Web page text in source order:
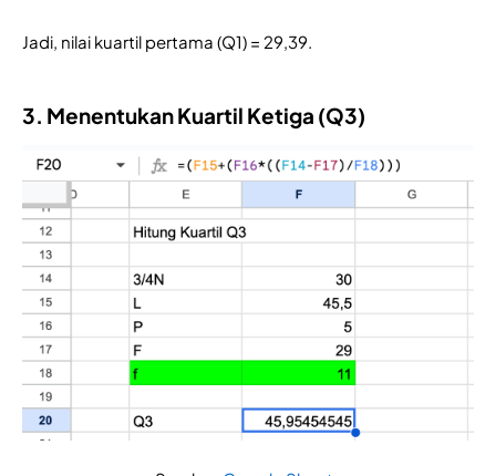
Jadi, nilai kuartil pertama (Q1) = 29,39.
3. Menentukan Kuartil Ketiga (Q3)